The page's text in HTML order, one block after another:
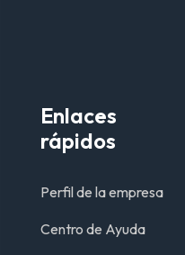
Enlaces
rápidos
Perfil de la empresa
Centro de Ayuda